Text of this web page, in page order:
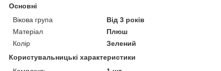
Основні
Вікова група
Від 3 років
Матеріал
Плюш
Колір
Зелений
Користувальницькі характеристики